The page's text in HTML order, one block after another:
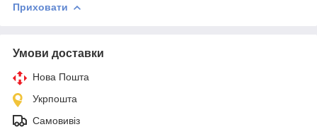
Приховати
Умови доставки
Нова Пошта
Укрпошта
Самовивіз